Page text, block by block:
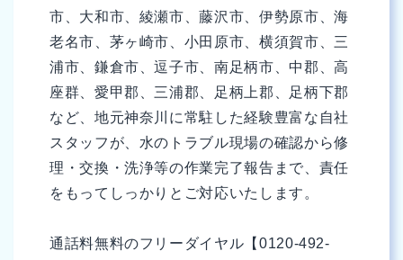
市、大和市、綾瀬市、藤沢市、伊勢原市、海
老名市、茅ヶ崎市、小田原市、横須賀市、三
浦市、鎌倉市、逗子市、南足柄市、中郡、高
座群、愛甲郡、三浦郡、足柄上郡、足柄下郡
など、地元神奈川に常駐した経験豊富な自社
スタッフが、水のトラブル現場の確認から修
理・交換・洗浄等の作業完了報告まで、責任
をもってしっかりとご対応いたします。
通話料無料のフリーダイヤル【0120-492-